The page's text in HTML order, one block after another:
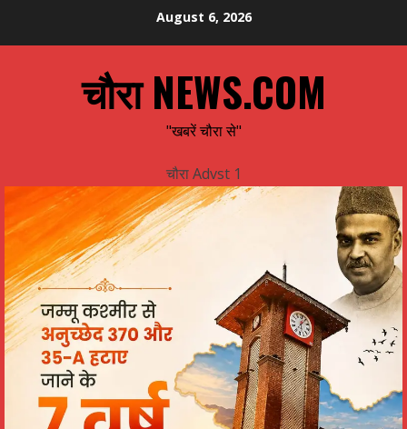
August 6, 2026
चौरा NEWS.COM
"खबरें चौरा से"
चौरा Advst 1